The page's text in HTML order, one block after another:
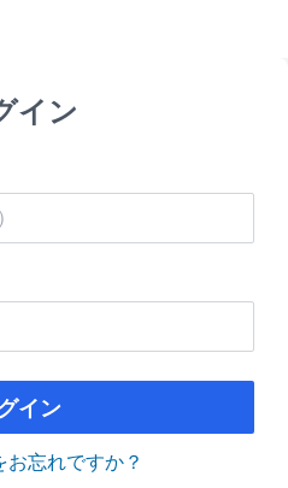
イン
イン
お忘れですか？